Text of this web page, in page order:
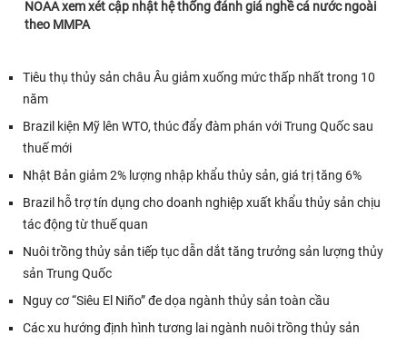
NOAA xem xét cập nhật hệ thống đánh giá nghề cá nước ngoài
theo MMPA
Tiêu thụ thủy sản châu Âu giảm xuống mức thấp nhất trong 10
năm
Brazil kiện Mỹ lên WTO, thúc đẩy đàm phán với Trung Quốc sau
thuế mới
Nhật Bản giảm 2% lượng nhập khẩu thủy sản, giá trị tăng 6%
Brazil hỗ trợ tín dụng cho doanh nghiệp xuất khẩu thủy sản chịu
tác động từ thuế quan
Nuôi trồng thủy sản tiếp tục dẫn dắt tăng trưởng sản lượng thủy
sản Trung Quốc
Nguy cơ “Siêu El Niño” đe dọa ngành thủy sản toàn cầu
Các xu hướng định hình tương lai ngành nuôi trồng thủy sản